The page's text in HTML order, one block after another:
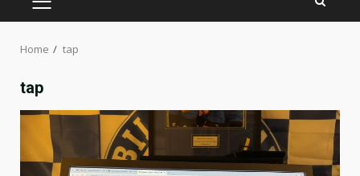
PRIMARY
MENU
Home tap
tap